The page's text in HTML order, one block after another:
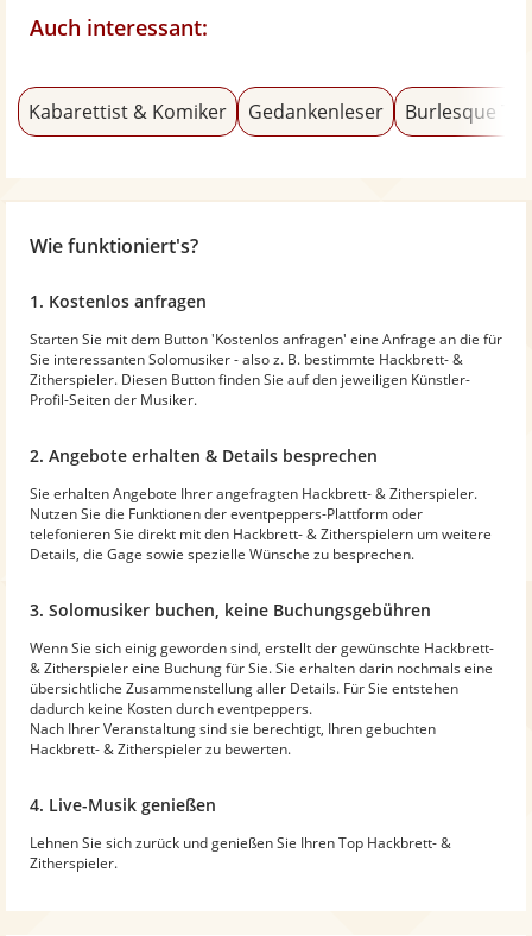
Auch interessant:
Kabarettist & Komiker Gedankenleser Burlesque
Wie funktioniert's?
1. Kostenlos anfragen
Starten Sie mit dem Button 'Kostenlos anfragen' eine Anfrage an die für
Sie interessanten Solomusiker - also z. B. bestimmte Hackbrett- &
Zitherspieler. Diesen Button finden Sie auf den jeweiligen Künstler-
Profil-Seiten der Musiker.
2. Angebote erhalten & Details besprechen
Sie erhalten Angebote Ihrer angefragten Hackbrett- & Zitherspieler.
Nutzen Sie die Funktionen der eventpeppers-Plattform oder
telefonieren Sie direkt mit den Hackbrett- & Zitherspielern um weitere
Details, die Gage sowie spezielle Wünsche zu besprechen.
3. Solomusiker buchen, keine Buchungsgebühren
Wenn Sie sich einig geworden sind, erstellt der gewünschte Hackbrett-
& Zitherspieler eine Buchung für Sie. Sie erhalten darin nochmals eine
übersichtliche Zusammenstellung aller Details. Für Sie entstehen
dadurch keine Kosten durch eventpeppers.
Nach Ihrer Veranstaltung sind sie berechtigt, Ihren gebuchten
Hackbrett- & Zitherspieler zu bewerten.
4. Live-Musik genießen
Lehnen Sie sich zurück und genießen Sie Ihren Top Hackbrett- &
Zitherspieler.